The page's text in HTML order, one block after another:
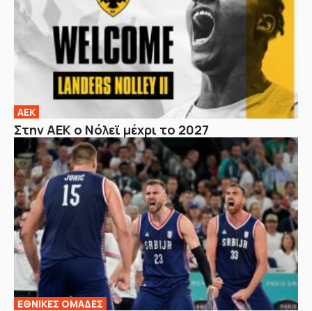
ΑΕΚ
Στην ΑΕΚ ο Νόλεϊ μέχρι το 2027
EΘΝΙΚΕΣ OΜΑΔΕΣ